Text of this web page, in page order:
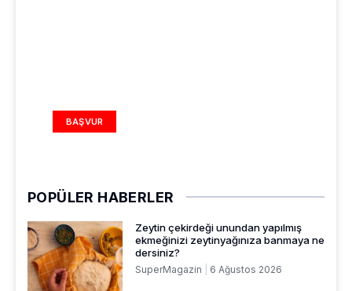
BAŞVUR
POPÜLER HABERLER
Zeytin çekirdeği unundan yapılmış
ekmeğinizi zeytinyağınıza banmaya ne
dersiniz?
SuperMagazin 6 Ağustos 2026